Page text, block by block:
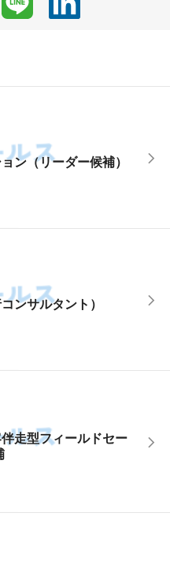
ン（リーダー候補）
ンサルタント）
走型フィールドセー